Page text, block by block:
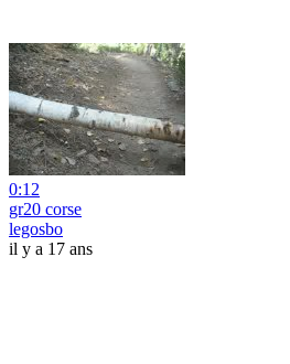
0:12
gr20 corse
legosbo
il y a 17 ans